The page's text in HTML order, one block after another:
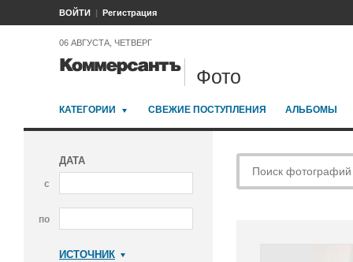
ВОЙТИ Регистрация
06 АВГУСТА, ЧЕТВЕРГ
Фото
КАТЕГОРИИ СВЕЖИЕ ПОСТУПЛЕНИЯ АЛЬБОМЫ
ДАТА
с
по
ИСТОЧНИК